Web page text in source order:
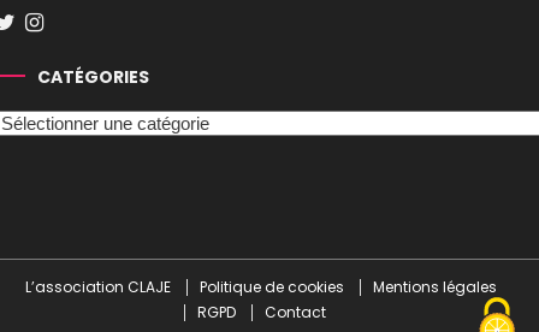
CATÉGORIES
L’association CLAJE Politique de cookies
Mentions légales
RGPD
Contact